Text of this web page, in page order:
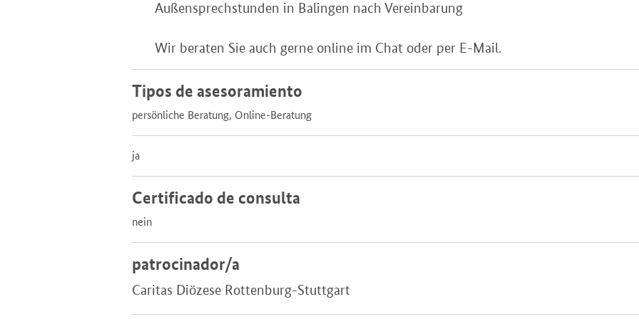
Außensprechstunden in Balingen nach Vereinbarung
Wir beraten Sie auch gerne online im Chat oder per E-Mail.
Tipos de asesoramiento
persönliche Beratung, Online-Beratung
ja
Certificado de consulta
nein
patrocinador/a
Caritas Diözese Rottenburg-Stuttgart